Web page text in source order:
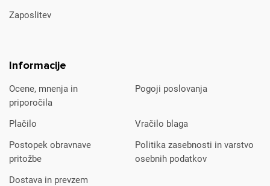
Zaposlitev
Informacije
Ocene, mnenja in
priporočila
Pogoji poslovanja
Plačilo
Vračilo blaga
Postopek obravnave
pritožbe
Politika zasebnosti in varstvo
osebnih podatkov
Dostava in prevzem